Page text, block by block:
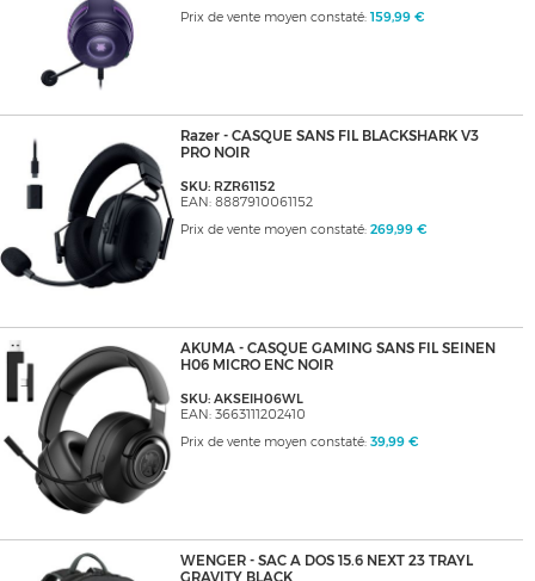
Prix de vente moyen constaté: 159,99 €
Razer - CASQUE SANS FIL BLACKSHARK V3
PRO NOIR
SKU: RZR61152
EAN: 8887910061152
Prix de vente moyen constaté: 269,99 €
AKUMA - CASQUE GAMING SANS FIL SEINEN
H06 MICRO ENC NOIR
SKU: AKSEIH06WL
EAN: 3663111202410
Prix de vente moyen constaté: 39,99 €
WENGER - SAC A DOS 15.6 NEXT 23 TRAYL